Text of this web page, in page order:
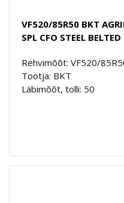
VF520/85R50 BKT
SPL CFO STEEL
Rehvimõõt: VF520/
Tootja: BKT
Läbimõõt, tolli: 50